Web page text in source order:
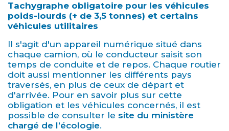
Tachygraphe obligatoire pour les véhicules
poids-lourds (+ de 3,5 tonnes) et certains
véhicules utilitaires
Il s'agit d'un appareil numérique situé dans
chaque camion, où le conducteur saisit son
temps de conduite et de repos. Chaque routier
doit aussi mentionner les différents pays
traversés, en plus de ceux de départ et
d'arrivée. Pour en savoir plus sur cette
obligation et les véhicules concernés, il est
possible de consulter le site du ministère
chargé de l’écologie.